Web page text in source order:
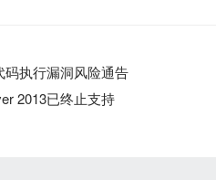
码执行漏洞风险通告
2013已终止支持